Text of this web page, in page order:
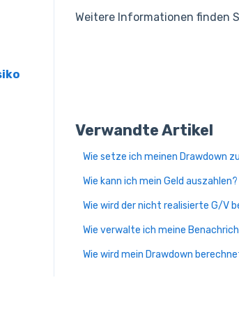
Weitere Informationen finden
Verwandte Artikel
Wie setze ich meinen Drawdown
Wie kann ich mein Geld auszahlen?
Wie wird der nicht realisierte G/V
Wie verwalte ich meine
Wie wird mein Drawdown